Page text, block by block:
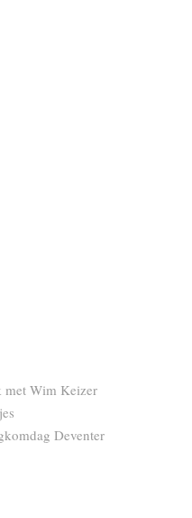
met Wim Keizer
Deventer